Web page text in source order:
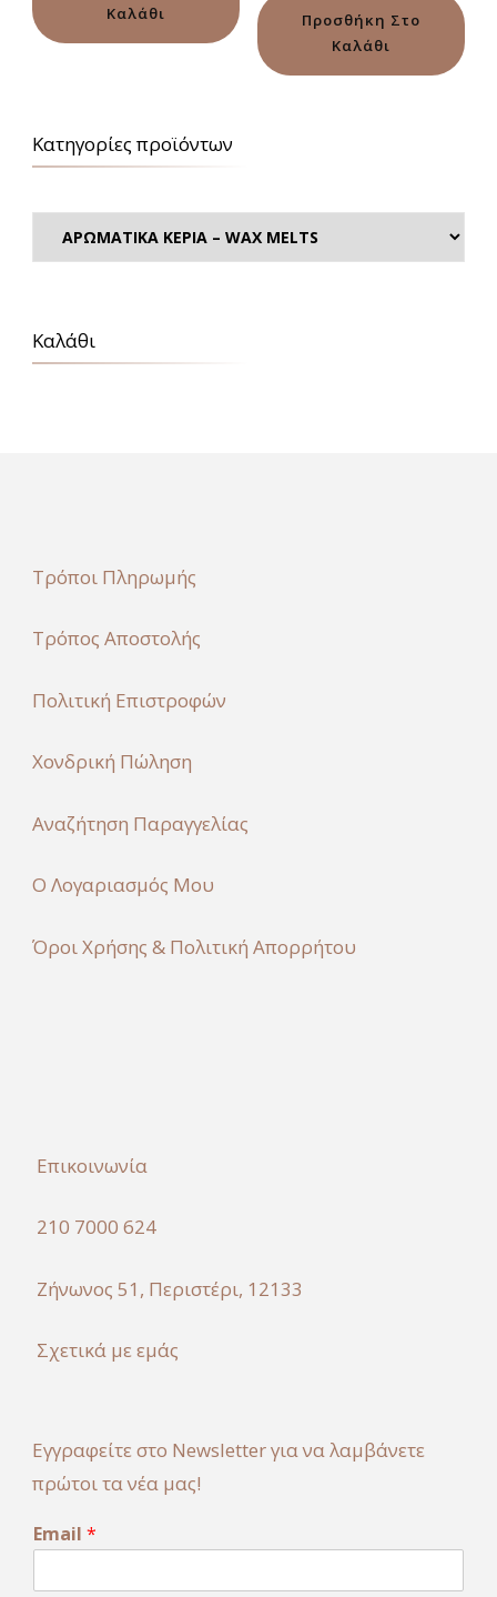
Καλάθι
Προσθήκη Στο
Καλάθι
Κατηγορίες προϊόντων
Καλάθι
Τρόποι Πληρωμής
Τρόπος Αποστολής
Πολιτική Επιστροφών
Χονδρική Πώληση
Αναζήτηση Παραγγελίας
Ο Λογαριασμός Μου
Όροι Χρήσης & Πολιτική Απορρήτου
Επικοινωνία
210 7000 624
Ζήνωνος 51, Περιστέρι, 12133
Σχετικά με εμάς
Εγγραφείτε στο Newsletter για να λαμβάνετε
πρώτοι τα νέα μας!
E
m
i
Email *